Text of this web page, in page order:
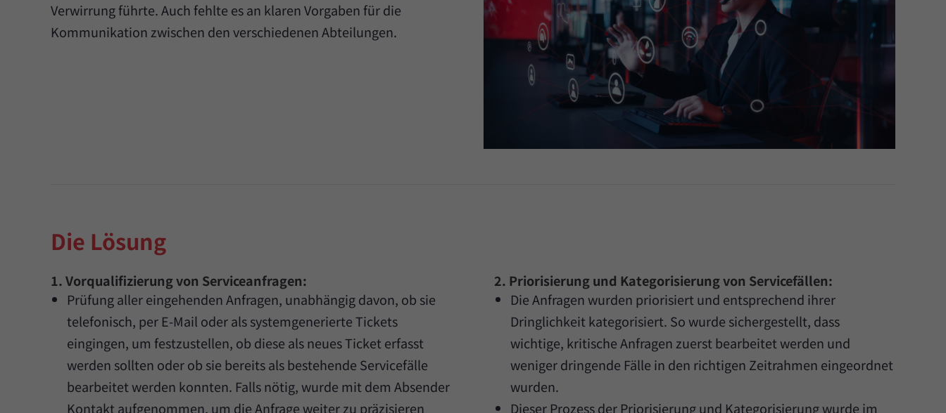
Verwirrung führte. Auch fehlte es an klaren Vorgaben für die
Kommunikation zwischen den verschiedenen Abteilungen.
Die Lösung
1. Vorqualifizierung von Serviceanfragen:
Prüfung aller eingehenden Anfragen, unabhängig davon, ob sie
telefonisch, per E-Mail oder als systemgenerierte Tickets
eingingen, um festzustellen, ob diese als neues Ticket erfasst
werden sollten oder ob sie bereits als bestehende Servicefälle
bearbeitet werden konnten. Falls nötig, wurde mit dem Absender
Kontakt aufgenommen, um die Anfrage weiter zu präzisieren
2. Priorisierung und Kategorisierung von Servicefällen:
Die Anfragen wurden priorisiert und entsprechend ihrer
Dringlichkeit kategorisiert. So wurde sichergestellt, dass
wichtige, kritische Anfragen zuerst bearbeitet werden und
weniger dringende Fälle in den richtigen Zeitrahmen eingeordnet
wurden.
Dieser Prozess der Priorisierung und Kategorisierung wurde im